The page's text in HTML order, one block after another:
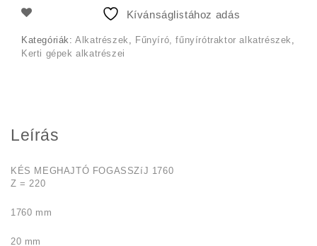
900 Ft.
Kívánságlistához adás
Kategóriák:Alkatrészek , Fűnyíró, fűnyírótraktor alkatrészek ,
Kerti gépek alkatrészei
Leírás
KÉS MEGHAJTÓ FOGASSZíJ 1760
Z = 220
1760 mm
20 mm